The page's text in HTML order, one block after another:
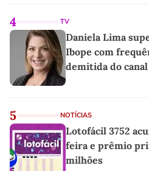
4 TV
Daniela Lima
Ibope com
demitida do canal
5 NOTÍCIAS
Lotofácil 3752
feira e prêmio
milhões